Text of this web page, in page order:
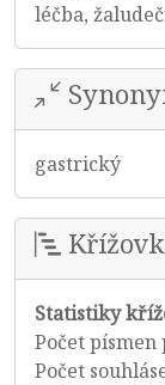
léčba,
gastrický
Statistiky
Počet písmen
Počet